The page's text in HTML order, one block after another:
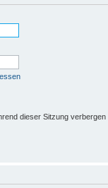
dieser Sitzung verbergen